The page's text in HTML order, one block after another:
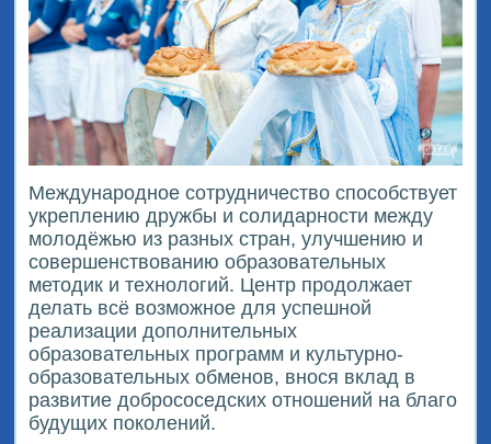
Международное сотрудничество способствует
укреплению дружбы и солидарности между
молодёжью из разных стран, улучшению и
совершенствованию образовательных
методик и технологий. Центр продолжает
делать всё возможное для успешной
реализации дополнительных
образовательных программ и культурно-
образовательных обменов, внося вклад в
развитие добрососедских отношений на благо
будущих поколений.